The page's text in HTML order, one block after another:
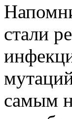
стали
самым